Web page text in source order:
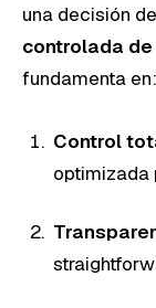
una decisión
controlada
fundamenta en:
Control
optimizada